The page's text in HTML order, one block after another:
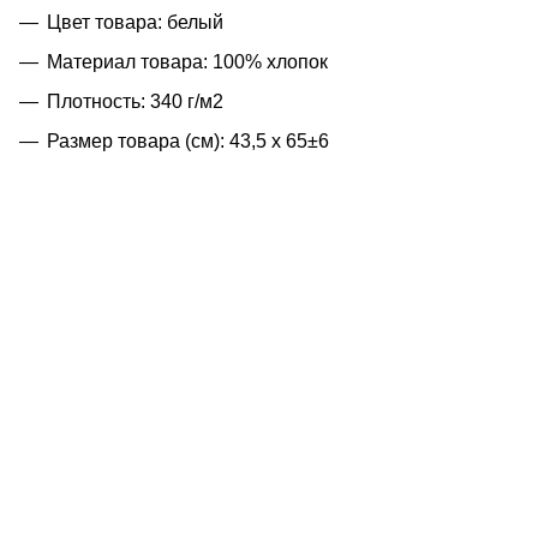
Цвет товара: белый
Материал товара: 100% хлопок
Плотность: 340 г/м2
Размер товара (см): 43,5 х 65±6